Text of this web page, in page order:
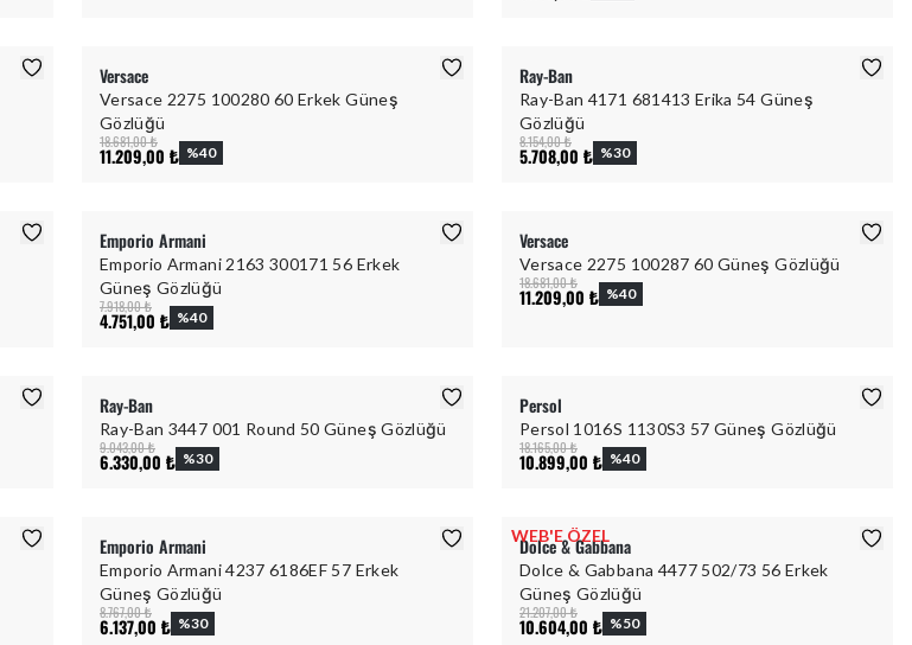
Versace
Versace 2275 100280 60 Erkek Güneş
Gözlüğü
18.681,00 ₺
11.209,00 ₺ %40
Ray-Ban
Ray-Ban 4171 681413 Erika 54 Güneş
Gözlüğü
8.154,00 ₺
5.708,00 ₺ %30
Emporio Armani
Emporio Armani 2163 300171 56 Erkek
Güneş Gözlüğü
7.918,00 ₺
4.751,00 ₺ %40
Versace
Versace 2275 100287 60 Güneş Gözlüğü
18.681,00 ₺
11.209,00 ₺ %40
Ray-Ban
Ray-Ban 3447 001 Round 50 Güneş Gözlüğü
9.043,00 ₺
6.330,00 ₺ %30
Persol
Persol 1016S 1130S3 57 Güneş Gözlüğü
18.165,00 ₺
10.899,00 ₺ %40
Emporio Armani
Emporio Armani 4237 6186EF 57 Erkek
Güneş Gözlüğü
8.767,00 ₺
6.137,00 ₺ %30
WEB'E ÖZEL
Dolce & Gabbana
Dolce & Gabbana 4477 502/73 56 Erkek
Güneş Gözlüğü
21.207,00 ₺
10.604,00 ₺ %50